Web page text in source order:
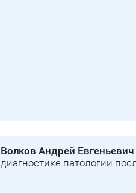
Волков Андрей Евгеньевич
диагностике патологии